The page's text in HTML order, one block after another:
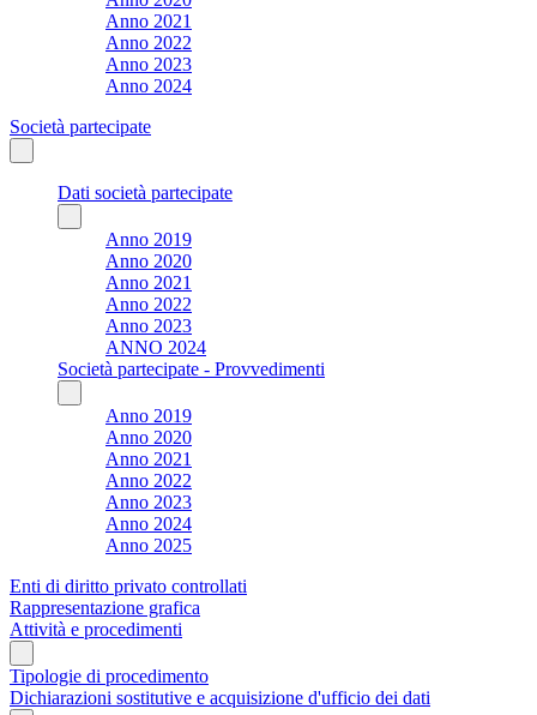
Anno 2021
Anno 2022
Anno 2023
Anno 2024
Società partecipate
Dati società partecipate
Anno 2019
Anno 2020
Anno 2021
Anno 2022
Anno 2023
ANNO 2024
Società partecipate - Provvedimenti
Anno 2019
Anno 2020
Anno 2021
Anno 2022
Anno 2023
Anno 2024
Anno 2025
Enti di diritto privato controllati
Rappresentazione grafica
Attività e procedimenti
Tipologie di procedimento
Dichiarazioni sostitutive e acquisizione d'ufficio dei dati